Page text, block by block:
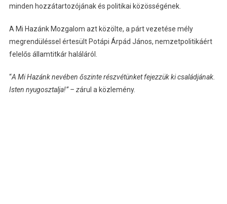
minden hozzátartozójának és politikai közösségének.
A Mi Hazánk Mozgalom azt közölte, a párt vezetése mély
megrendüléssel értesült Potápi Árpád János, nemzetpolitikáért
felelős államtitkár haláláról.
“A Mi Hazánk nevében őszinte részvétünket fejezzük ki családjának.
Isten nyugosztalja!” – zárul a közlemény.